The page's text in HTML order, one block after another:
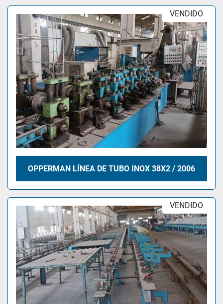
VENDIDO
OPPERMAN LÍNEA DE TUBO INOX 38X2 / 2006
VENDIDO